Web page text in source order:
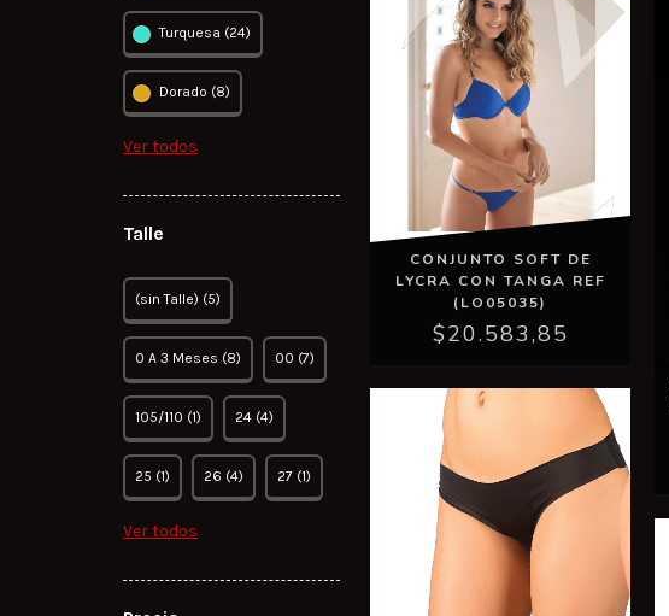
Turquesa (24)
Dorado (8)
Ver todos
Talle
(sin Talle) (5)
0 A 3 Meses (8) 00 (7)
105/110 (1) 24 (4)
25 (1) 26 (4) 27 (1)
Ver todos
CONJUNTO SOFT DE
LYCRA CON TANGA REF
(LO05035)
$20.583,85